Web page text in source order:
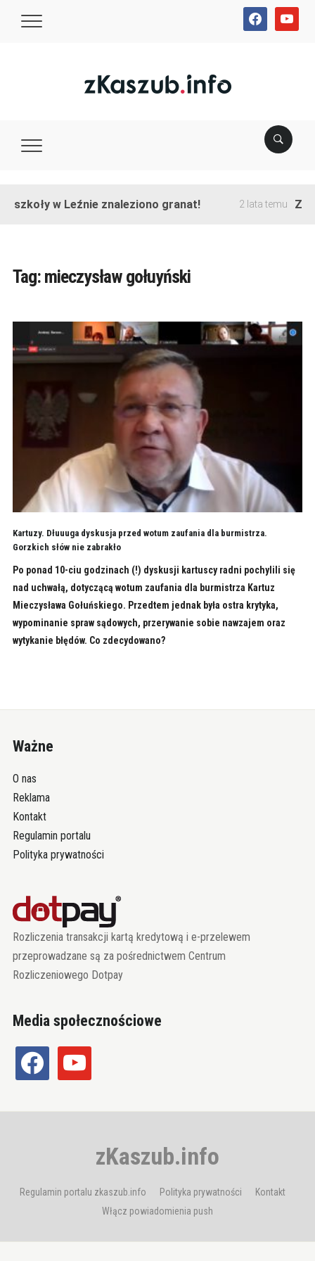
facebookyoutube
szkoły w Leźnie znaleziono granat! 2 lata temu
Tag: mieczysław gołuyński
Kartuzy. Dłuuuga dyskusja przed wotum zaufania dla burmistrza.
Gorzkich słów nie zabrakło
Po ponad 10-ciu godzinach (!) dyskusji kartuscy radni pochylili się
nad uchwałą, dotyczącą wotum zaufania dla burmistrza Kartuz
Mieczysława Gołuńskiego. Przedtem jednak była ostra krytyka,
wypominanie spraw sądowych, przerywanie sobie nawzajem oraz
wytykanie błędów. Co zdecydowano?
Ważne
O nas
Reklama
Kontakt
Regulamin portalu
Polityka prywatności
Rozliczenia transakcji kartą kredytową i e-przelewem
przeprowadzane są za pośrednictwem Centrum
Rozliczeniowego Dotpay
Media społecznościowe
facebook youtube
zKaszub.info
Regulamin portalu zkaszub.info Polityka prywatności
Kontakt
Włącz powiadomienia push